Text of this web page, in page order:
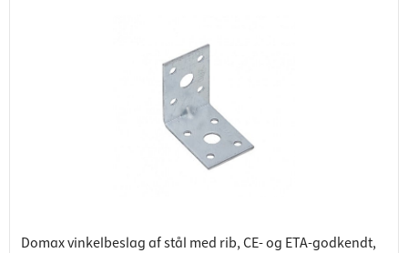
Domax vinkelbeslag af stål med rib, CE- og ETA-godkendt,